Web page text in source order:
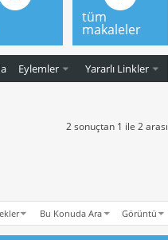
Eylemler Yararlı Linkler
tüm
makaleler
2 sonuçtan 1 ile 2 arası
Bu Konuda Ara Görüntü